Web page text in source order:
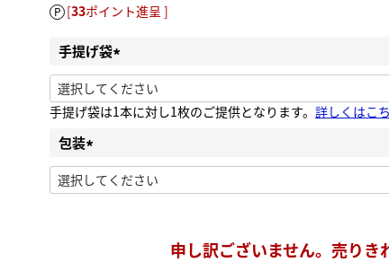
[33ポイント進呈 ]
手提げ袋
(必須)
手提げ袋は1本に対し1枚のご提供となります。 詳しくはこ
包装
(必須)
申し訳ございません。売りき